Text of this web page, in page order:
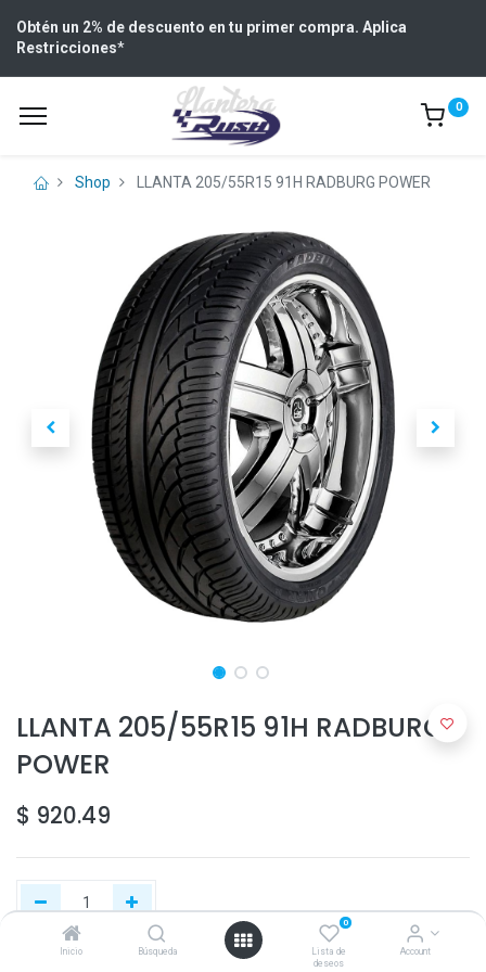
Inicio Búsqueda
0
Lista de
deseos
Account
Obtén un 2% de descuento en tu primer compra. Aplica
Restricciones*
0
Shop LLANTA 205/55R15 91H RADBURG POWER
LLANTA 205/55R15 91H RADBURG
POWER
$ 920.49